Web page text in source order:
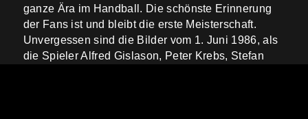
ganze Ära im Handball. Die schönste Erinnerung
der Fans ist und bleibt die erste Meisterschaft.
Unvergessen sind die Bilder vom 1. Juni 1986, als
die Spieler Alfred Gislason, Peter Krebs, Stefan